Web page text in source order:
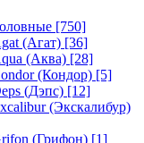
[750]
(Агат) [36]
(Аква) [28]
(Кондор) [5]
(Дэпс) [12]
(Экскалибур)
(Грифон) [1]